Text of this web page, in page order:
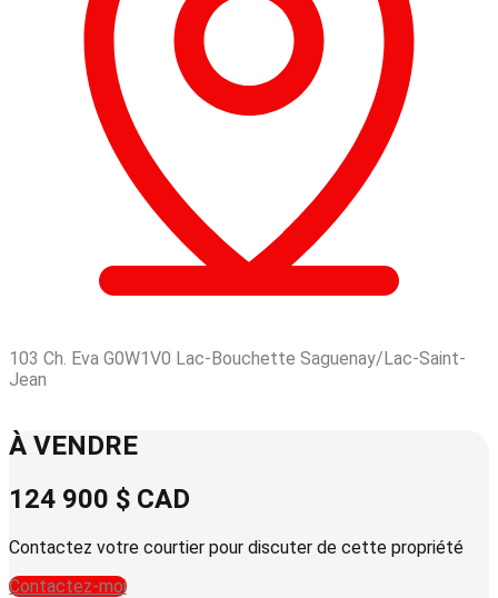
103 Ch. Eva G0W1V0 Lac-Bouchette Saguenay/Lac-Saint-
Jean
+
À VENDRE
124 900 $ CAD
Contactez votre courtier pour discuter de cette propriété
Contactez-moi